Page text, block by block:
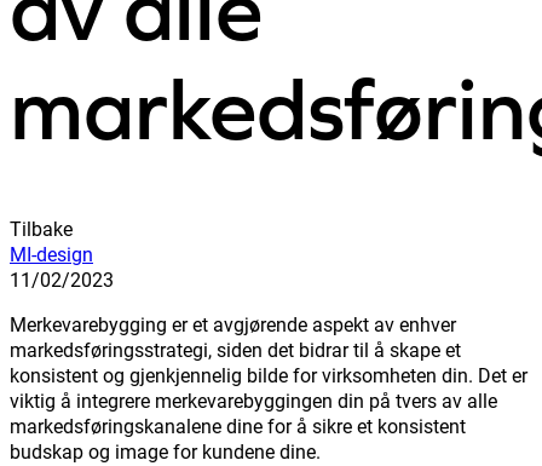
Tilbake
MI-design
11/02/2023
Merkevarebygging er et avgjørende aspekt av enhver
markedsføringsstrategi, siden det bidrar til å skape et
konsistent og gjenkjennelig bilde for virksomheten din. Det er
viktig å integrere merkevarebyggingen din på tvers av alle
markedsføringskanalene dine for å sikre et konsistent
budskap og image for kundene dine.